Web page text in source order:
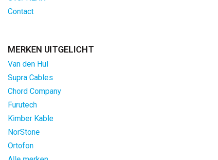
Contact
MERKEN UITGELICHT
Van den Hul
Supra Cables
Chord Company
Furutech
Kimber Kable
NorStone
Ortofon